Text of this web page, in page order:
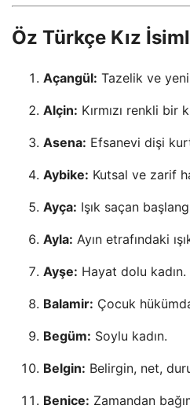
Öz Türkçe Kız
Açangül: Tazelik ve
Alçin: Kırmızı renkli bir
Asena: Efsanevi dişi
Aybike: Kutsal ve zarif
Ayça: Işık saçan
Ayla: Ayın etrafındaki
Ayşe: Hayat dolu kadın.
Balamir: Çocuk
Begüm: Soylu kadın.
Belgin: Belirgin, net,
Benice: Zamandan